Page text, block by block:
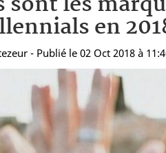
en
- Publié le 02 Oct 2018 à